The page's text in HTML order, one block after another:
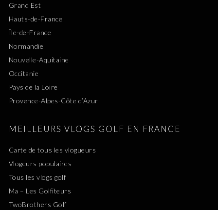
Grand Est
Hauts-de-France
Île-de-France
Normandie
Nouvelle-Aquitaine
Occitanie
Pays de la Loire
Provence-Alpes-Côte d’Azur
MEILLEURS VLOGS GOLF EN FRANCE
Carte de tous les vlogueurs
Vlogeurs populaires
Tous les vlogs golf
Ma – Les Golfiteurs
TwoBrothers Golf